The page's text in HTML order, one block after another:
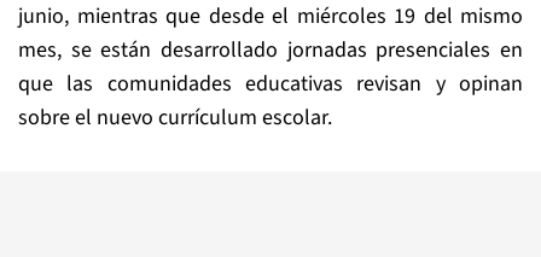
junio, mientras que desde el miércoles 19 del mismo
mes, se están desarrollado jornadas presenciales en
que las comunidades educativas revisan y opinan
sobre el nuevo currículum escolar.